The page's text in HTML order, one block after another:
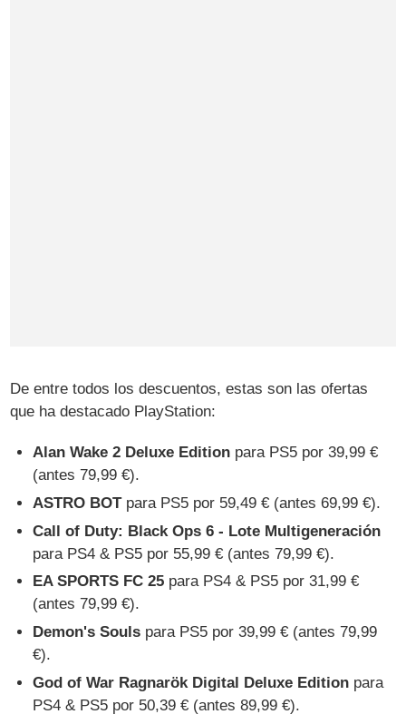
De entre todos los descuentos, estas son las ofertas
que ha destacado PlayStation:
Alan Wake 2 Deluxe Edition para PS5 por 39,99 €
(antes 79,99 €).
ASTRO BOTpara PS5 por 59,49 € (antes 69,99 €).
Call of Duty: Black Ops 6 - Lote Multigeneración
para PS4 & PS5 por 55,99 € (antes 79,99 €).
EA SPORTS FC 25 para PS4 & PS5 por 31,99 €
(antes 79,99 €).
Demon's Souls para PS5 por 39,99 € (antes 79,99
€).
God of War Ragnarök Digital Deluxe Edition para
PS4 & PS5 por 50,39 € (antes 89,99 €).